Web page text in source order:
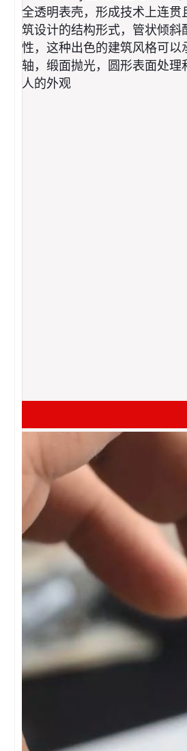
全透明表壳，形成技术上连
筑设计的结构形式，管状倾
性，这种出色的建筑风格可
轴，缎面抛光，圆形表面处
人的外观